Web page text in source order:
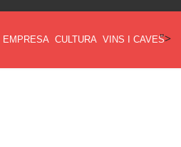
EMPRESA CULTURA VINS I CAVES">